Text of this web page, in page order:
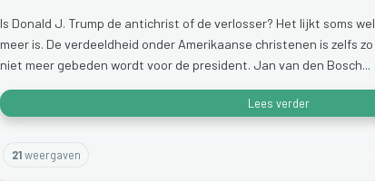
Is Donald J. Trump de antichrist of de verlosser? Het lijkt soms wel
meer is. De verdeeldheid onder Amerikaanse christenen is zelfs zo
niet meer gebeden wordt voor de president. Jan van den Bosch...
Lees verder
21weergaven